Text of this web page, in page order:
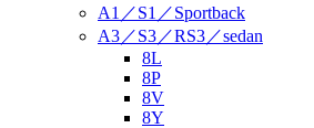
A1／S1／Sportback
A3／S3／RS3／sedan
8L
8P
8V
8Y